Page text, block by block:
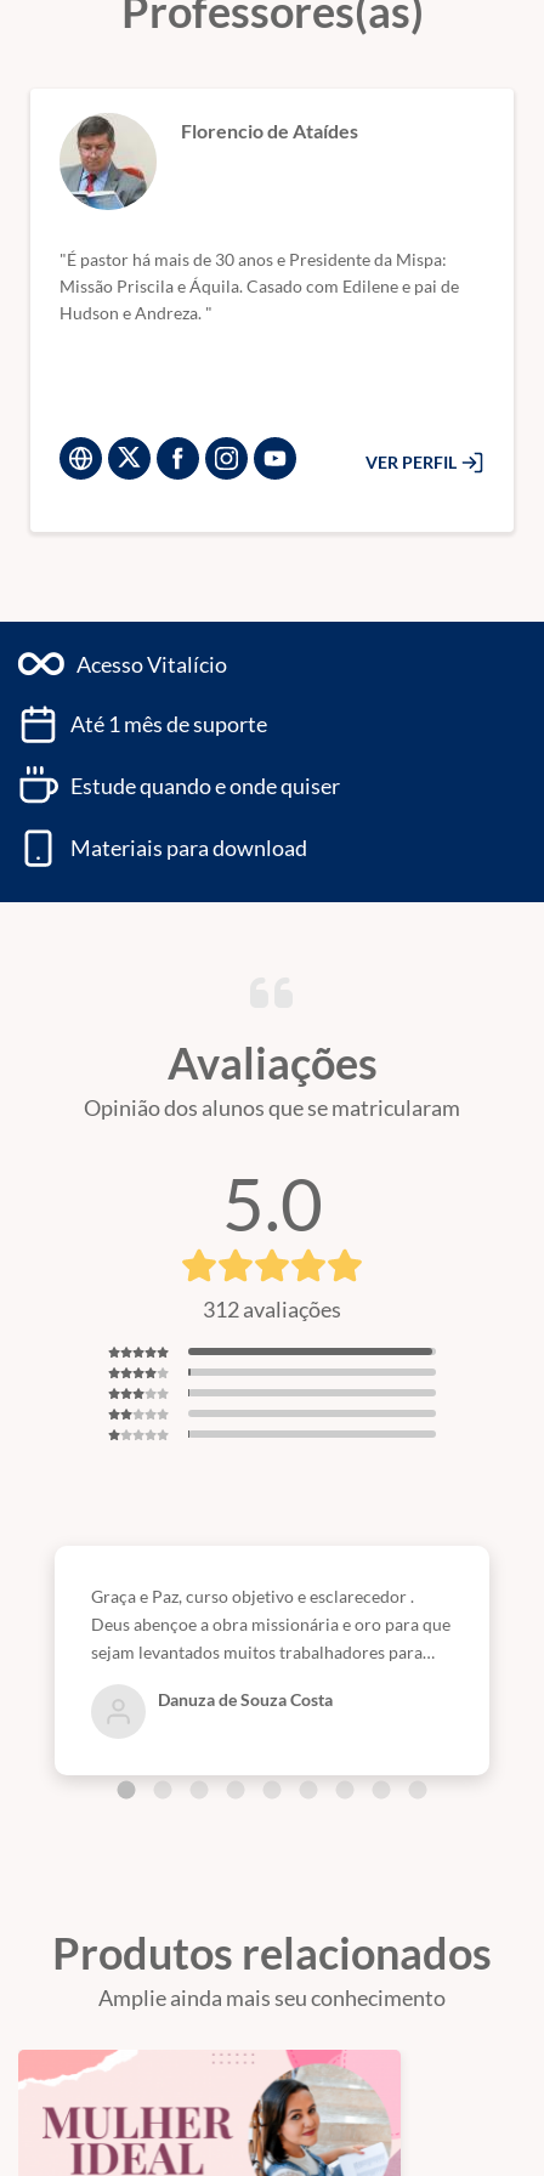
Florencio de Ataídes
"É pastor há mais de 30 anos e Presidente da Mispa:
Missão Priscila e Áquila. Casado com Edilene e pai de
Hudson e Andreza. "
VER PERFIL
Acesso Vitalício
Até 1 mês de suporte
Estude quando e onde quiser
Materiais para download
Avaliações
Opinião dos alunos que se matricularam
5.0
312 avaliações
Graça e Paz, curso objetivo e esclarecedor .
Deus abençoe a obra missionária e oro para que
sejam levantados muitos trabalhadores para
essa obra do Senhor.
Danuza de Souza Costa
Produtos relacionados
Amplie ainda mais seu conhecimento